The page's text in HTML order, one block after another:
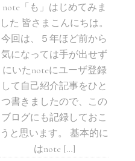
note「も」はじめてみま
した 皆さまこんにちは。
今回は、５年ほど前から
気になっては手が出せず
にいたnoteにユーザ登録
して自己紹介記事をひと
つ書きましたので、この
ブログにも記録しておこ
うと思います。 基本的に
はnote […]